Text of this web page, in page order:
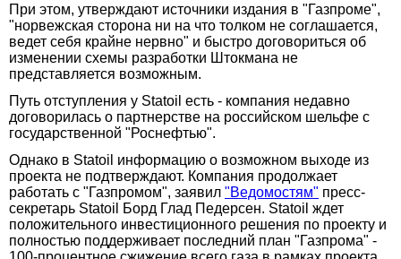
При этом, утверждают источники издания в "Газпроме",
"норвежская сторона ни на что толком не соглашается,
ведет себя крайне нервно" и быстро договориться об
изменении схемы разработки Штокмана не
представляется возможным.
Путь отступления у Statoil есть - компания недавно
договорилась о партнерстве на российском шельфе с
государственной "Роснефтью".
Однако в Statoil информацию о возможном выходе из
проекта не подтверждают. Компания продолжает
работать с "Газпромом", заявил "Ведомостям" пресс-
секретарь Statoil Борд Глад Педерсен. Statoil ждет
положительного инвестиционного решения по проекту и
полностью поддерживает последний план "Газпрома" -